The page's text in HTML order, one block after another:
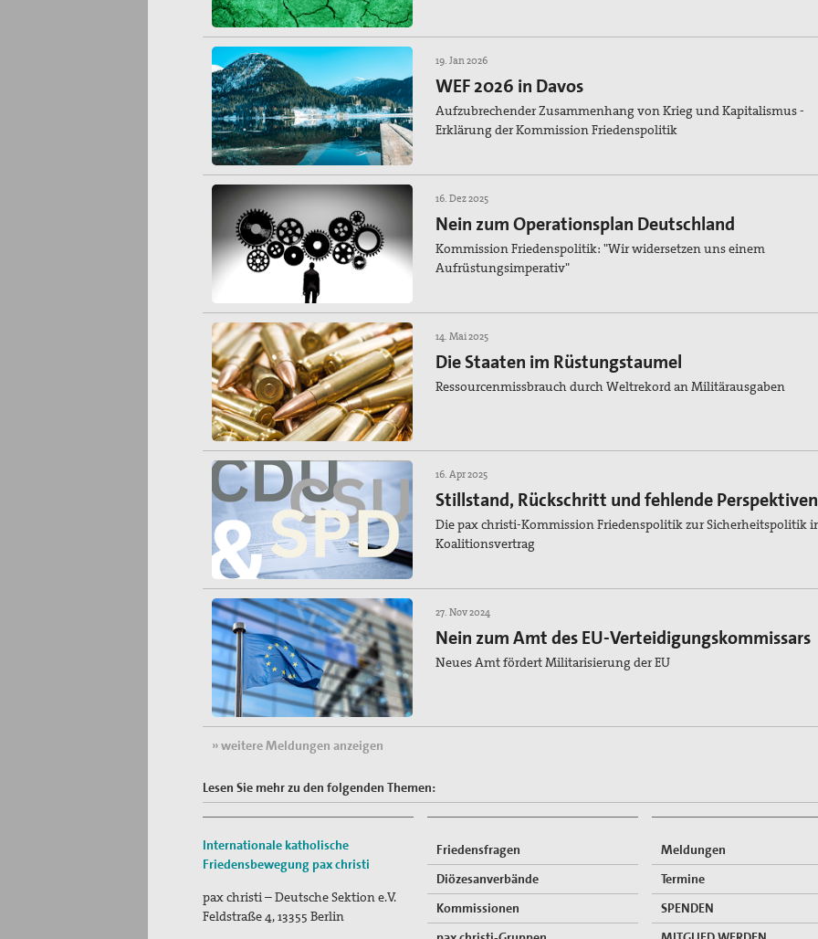
19. Jan 2026
WEF 2026 in Davos
Aufzubrechender Zusammenhang von Krieg und Kapitalismus -
Erklärung der Kommission Friedenspolitik
16. Dez 2025
Nein zum Operationsplan Deutschland
Kommission Friedenspolitik: "Wir widersetzen uns einem
Aufrüstungsimperativ"
14. Mai 2025
Die Staaten im Rüstungstaumel
Ressourcenmissbrauch durch Weltrekord an Militärausgaben
16. Apr 2025
Stillstand, Rückschritt und fehlende Perspektiven
Die pax christi-Kommission Friedenspolitik zur Sicherheitspolitik
Koalitionsvertrag
27. Nov 2024
Nein zum Amt des EU-Verteidigungskommissars
Neues Amt fördert Militarisierung der EU
» weitere Meldungen anzeigen
Lesen Sie mehr zu den folgenden Themen:
Internationale katholische
Friedensbewegung pax christi
pax christi – Deutsche Sektion e.V.
Feldstraße 4,13355 Berlin
Friedensfragen
Diözesanverbände
Kommissionen
Meldungen
Termine
SPENDEN